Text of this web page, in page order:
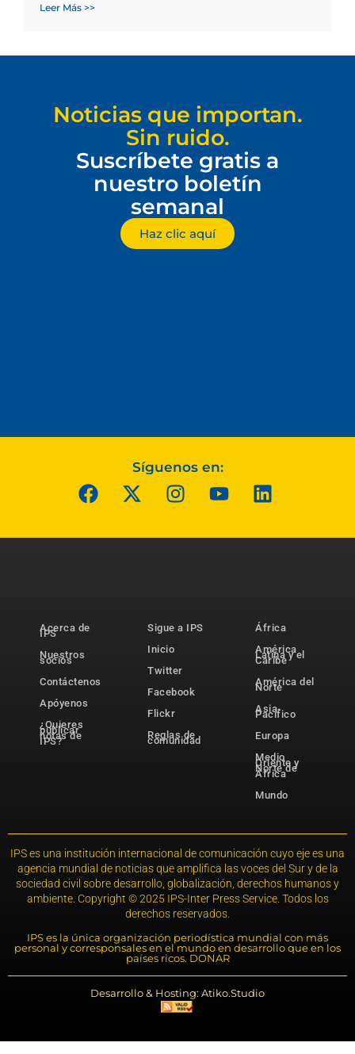
Leer Más >>
Noticias que importan.
Sin ruido.
Suscríbete gratis a
nuestro boletín
semanal
Haz clic aquí
Síguenos en:
Acerca de
IPS
Nuestros
socios
Contáctenos
Apóyenos
¿Quieres
publicar
notas de
IPS?
Sigue a IPS
Inicio
Twitter
Facebook
Flickr
Reglas de
comunidad
África
América
Latina y el
Caribe
América del
Norte
Asia-
Pacífico
Europa
Medio
Oriente y
Norte de
África
Mundo
IPS es una institución internacional de comunicación cuyo eje es una
agencia mundial de noticias que amplifica las voces del Sur y de la
sociedad civil sobre desarrollo, globalización, derechos humanos y
ambiente. Copyright © 2025 IPS-Inter Press Service. Todos los
derechos reservados.
IPS es la única organización periodística mundial con más
personal y corresponsales en el mundo en desarrollo que en los
países ricos. DONAR
Desarrollo & Hosting: Atiko.Studio